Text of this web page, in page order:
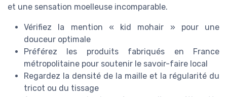
et une sensation moelleuse incomparable.
Vérifiez la mention « kid mohair » pour une
douceur optimale
Préférez les produits fabriqués en France
métropolitaine pour soutenir le savoir-faire local
Regardez la densité de la maille et la régularité du
tricot ou du tissage